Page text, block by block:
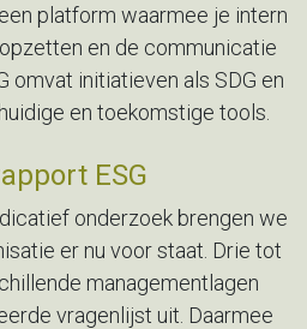
platform waarmee je intern
en de communicatie
omvat initiatieven als SDG en
en toekomstige tools.
ESG
onderzoek brengen we
er nu voor staat. Drie tot
managementlagen
vragenlijst uit. Daarmee